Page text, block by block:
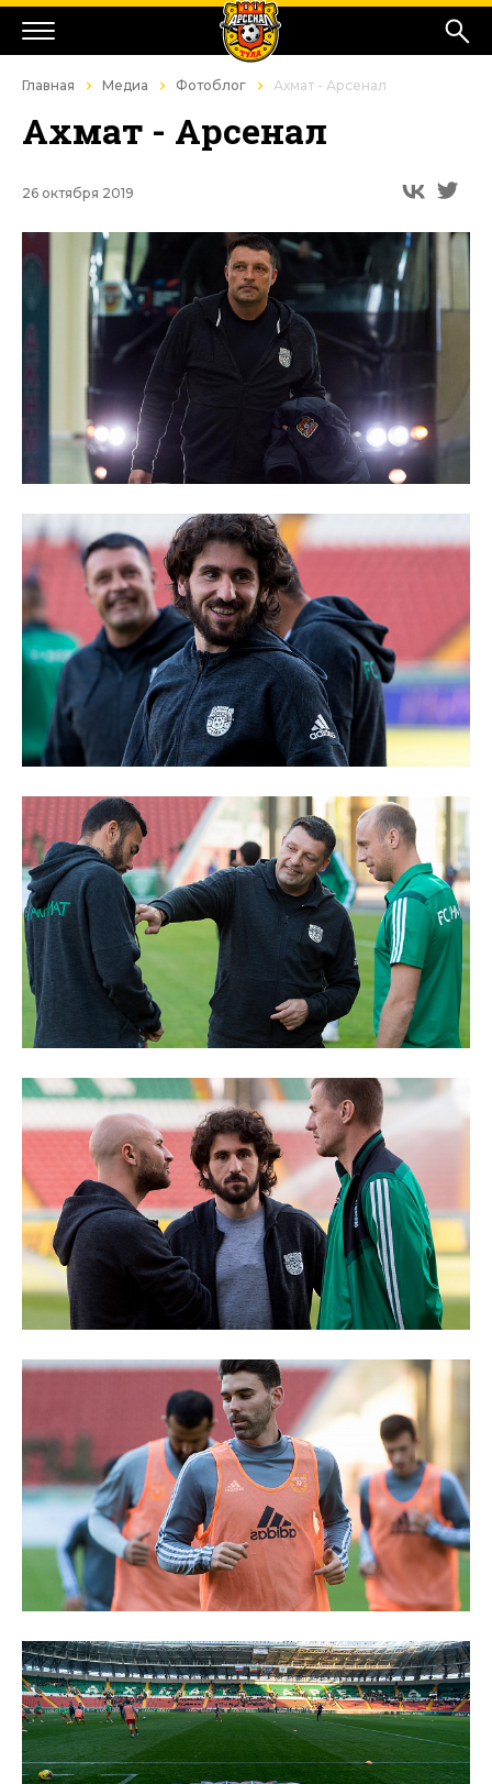
Главная Медиа Фотоблог Ахмат - Арсенал
Ахмат - Арсенал
26 октября 2019